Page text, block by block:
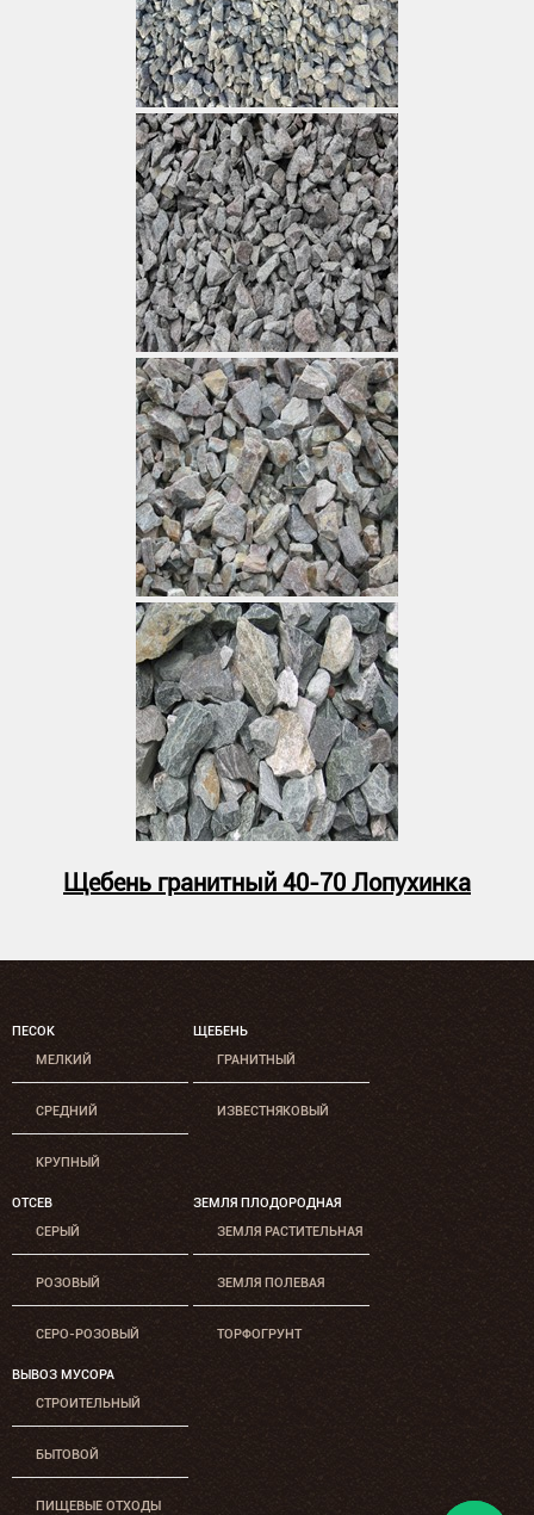
Щебень гранитный 40-70 Лопухинка
ПЕСОК
МЕЛКИЙ
СРЕДНИЙ
КРУПНЫЙ
ЩЕБЕНЬ
ГРАНИТНЫЙ
ИЗВЕСТНЯКОВЫЙ
ОТСЕВ
СЕРЫЙ
РОЗОВЫЙ
СЕРО-РОЗОВЫЙ
ЗЕМЛЯ ПЛОДОРОДНАЯ
ЗЕМЛЯ РАСТИТЕЛЬНАЯ
ЗЕМЛЯ ПОЛЕВАЯ
ТОРФОГРУНТ
ВЫВОЗ МУСОРА
СТРОИТЕЛЬНЫЙ
БЫТОВОЙ
ПИЩЕВЫЕ ОТХОДЫ